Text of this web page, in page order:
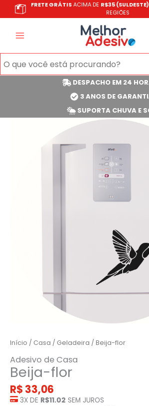
para
FRETE GRÁTISACIMA DE R$35
REGIÕES
DESPACHO EM 24
3 ANOS DE
SUPORTA CHUVA E
Início / Casa / Geladeira / Beija-flor
Adesivo de Casa
Beija-flor
R$ 33,06
3X DE R$11.02 SEM JUROS